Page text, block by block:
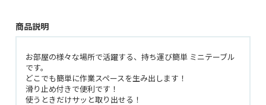
商品説明
お部屋の様々な場所で活躍する、持ち運び簡単 ミニテーブル
です。
どこでも簡単に作業スペースを生み出します！
滑り止め付きで便利です！
使うときだけサッと取り出せる！